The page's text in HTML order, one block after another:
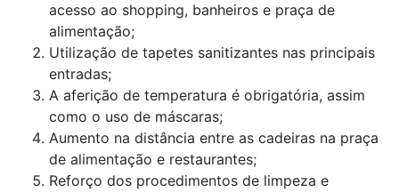
acesso ao shopping, banheiros e praça de
alimentação;
Utilização de tapetes sanitizantes nas principais
entradas;
A aferição de temperatura é obrigatória, assim
como o uso de máscaras;
Aumento na distância entre as cadeiras na praça
de alimentação e restaurantes;
Reforço dos procedimentos de limpeza e